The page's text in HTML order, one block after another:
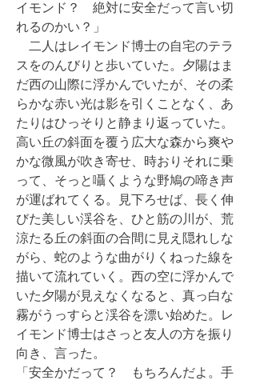
イモンド？ 絶対に安全だって言い切
れるのかい？」
二人はレイモンド博士の自宅のテラ
スをのんびりと歩いていた。夕陽はま
だ西の山際に浮かんでいたが、その柔
らかな赤い光は影を引くことなく、あ
たりはひっそりと静まり返っていた。
高い丘の斜面を覆う広大な森から爽や
かな微風が吹き寄せ、時おりそれに乗
って、そっと囁くような野鳩の啼き声
が運ばれてくる。見下ろせば、長く伸
びた美しい渓谷を、ひと筋の川が、荒
涼たる丘の斜面の合間に見え隠れしな
がら、蛇のような曲がりくねった線を
描いて流れていく。西の空に浮かんで
いた夕陽が見えなくなると、真っ白な
霧がうっすらと渓谷を漂い始めた。レ
イモンド博士はさっと友人の方を振り
向き、言った。
「安全かだって？ もちろんだよ。手